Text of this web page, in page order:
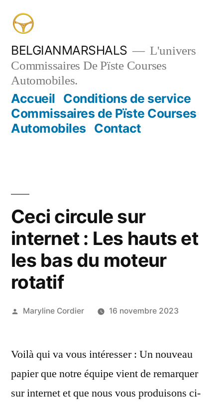
contenu
BELGIANMARSHALS
L'univers
Commissaires De Pïste Courses
Automobiles.
Accueil Conditions de service
Commissaires de Pïste Courses
Automobiles Contact
Ceci circule sur
internet : Les hauts et
les bas du moteur
rotatif
Publié
Maryline Cordier 16 novembre 2023
Voilà qui va vous intéresser : Un nouveau
papier que notre équipe vient de remarquer
sur internet et que nous vous produisons ci-